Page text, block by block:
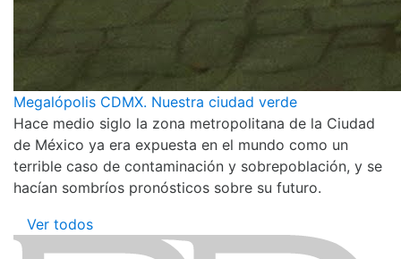
Megalópolis CDMX. Nuestra ciudad verde
Hace medio siglo la zona metropolitana de la Ciudad
de México ya era expuesta en el mundo como un
terrible caso de contaminación y sobrepoblación, y se
hacían sombríos pronósticos sobre su futuro.
Ver todos